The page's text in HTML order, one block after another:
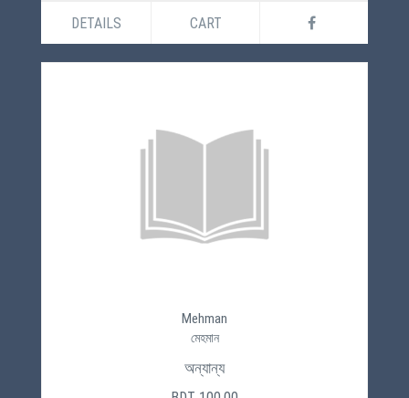
DETAILS CART
Mehman
মেহমান
অন্যান্য